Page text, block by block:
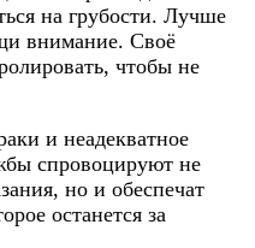
на грубости. Лучше
внимание. Своё
чтобы не
и неадекватное
спровоцируют не
но и обеспечат
останется за